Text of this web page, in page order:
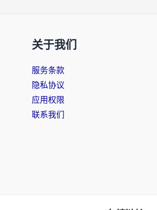
关于我们
服务条款
隐私协议
应用权限
联系我们